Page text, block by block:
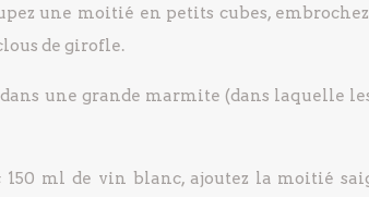
une moitié en petits cubes,
de girofle.
une grande marmite (dans laquelle
150 ml de vin blanc, ajoutez la moitié